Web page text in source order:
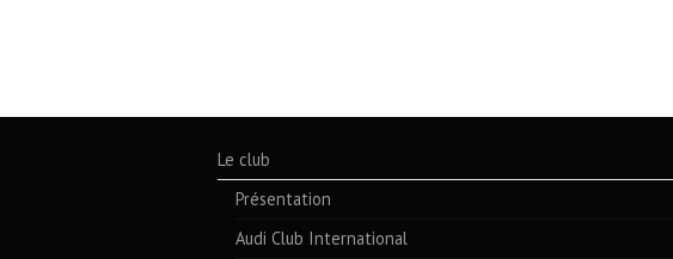
Le club
Présentation
Audi Club International